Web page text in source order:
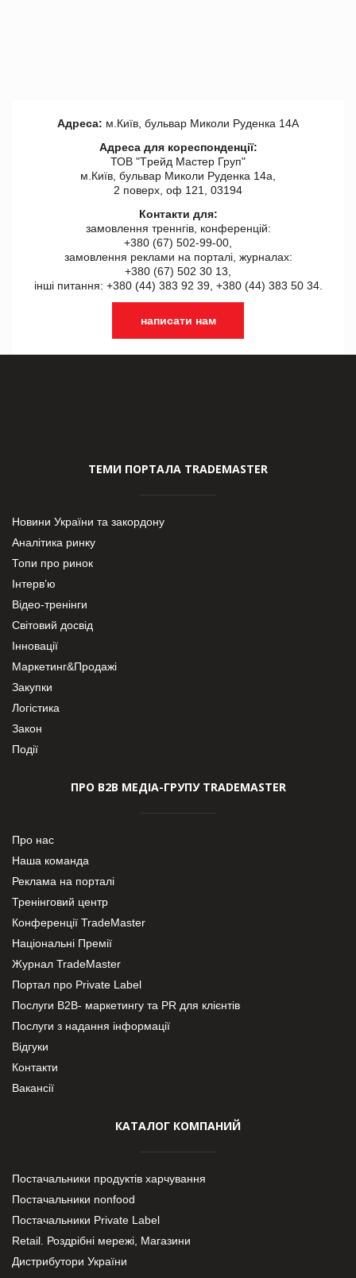
Адреса: м.Київ, бульвар Миколи Руденка 14А
Адреса для кореспонденції:
ТОВ "Tрейд Мастер Груп"
м.Київ, бульвар Миколи Руденка 14а,
2 поверх, оф 121, 03194
Контакти для:
замовлення треннгів, конференцій:
+380 (67) 502-99-00,
замовлення реклами на порталі, журналах:
+380 (67) 502 30 13,
інші питання: +380 (44) 383 92 39, +380 (44) 383 50 34.
написати нам
ТЕМИ ПОРТАЛА TRADEMASTER
Новини України та закордону
Аналітика ринку
Топи про ринок
Інтерв’ю
Відео-тренінги
Світовий досвід
Інновації
Маркетинг&Продажі
Закупки
Логістика
Закон
Події
ПРО В2В МЕДІА-ГРУПУ TRADEMASTER
Про нас
Наша команда
Реклама на порталі
Тренінговий центр
Конференції TradeMaster
Національні Премії
Журнал TradeMaster
Портал про Private Label
Послуги В2В- маркетингу та PR для клієнтів
Послуги з надання інформації
Відгуки
Контакти
Вакансії
КАТАЛОГ КОМПАНИЙ
Постачальники продуктів харчування
Постачальники nonfood
Постачальники Private Label
Retail. Роздрібні мережі, Магазини
Дистрибутори України